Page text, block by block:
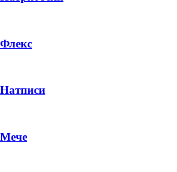
Флекс
Натписи
Мече